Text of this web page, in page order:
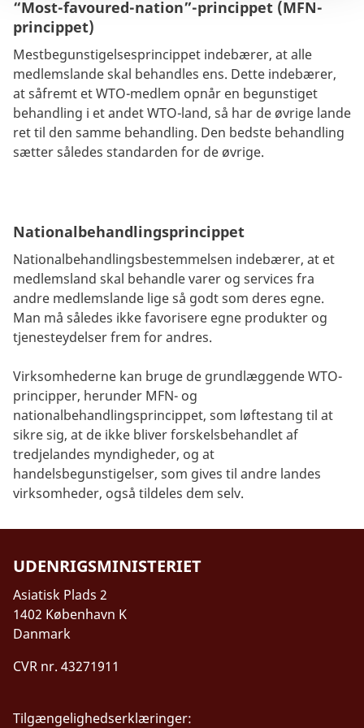
“Most-favoured-nation”-princippet (MFN-
princippet)
Mestbegunstigelsesprincippet indebærer, at alle
medlemslande skal behandles ens. Dette indebærer,
at såfremt et WTO-medlem opnår en begunstiget
behandling i et andet WTO-land, så har de øvrige lande
ret til den samme behandling. Den bedste behandling
sætter således standarden for de øvrige.
Nationalbehandlingsprincippet
Nationalbehandlingsbestemmelsen indebærer, at et
medlemsland skal behandle varer og services fra
andre medlemslande lige så godt som deres egne.
Man må således ikke favorisere egne produkter og
tjenesteydelser frem for andres.
Virksomhederne kan bruge de grundlæggende WTO-
principper, herunder MFN- og
nationalbehandlingsprincippet, som løftestang til at
sikre sig, at de ikke bliver forskelsbehandlet af
tredjelandes myndigheder, og at
handelsbegunstigelser, som gives til andre landes
virksomheder, også tildeles dem selv.
UDENRIGSMINISTERIET
Asiatisk Plads 2
1402 København K
Danmark
CVR nr. 43271911
Tilgængelighedserklæringer: